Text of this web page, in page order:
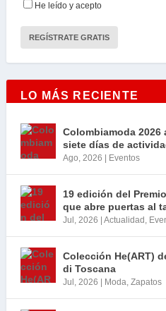
He leído y acepto
LO MÁS RECIENTE
Colombiamoda
siete días de
Ago, 2026 Eventos
19 edición del
que abre puertas al
Jul, 2026 Actualidad ,
Colección He(ART)
di Toscana
Jul, 2026 Moda, Zapatos